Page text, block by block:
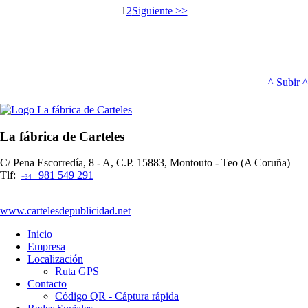
1 2Siguiente >>
^ Subir ^
La fábrica de Carteles
C/ Pena Escorredía, 8 - A, C.P. 15883, Montouto - Teo (A Coruña)
Tlf:
+34 981 549 291
www.cartelesdepublicidad.net
Inicio
Empresa
Localización
Ruta GPS
Contacto
Código QR - Cáptura rápida